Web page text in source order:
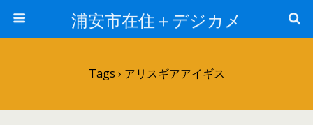
浦安市在住＋デジカメ
Tags › アリスギアアイギス